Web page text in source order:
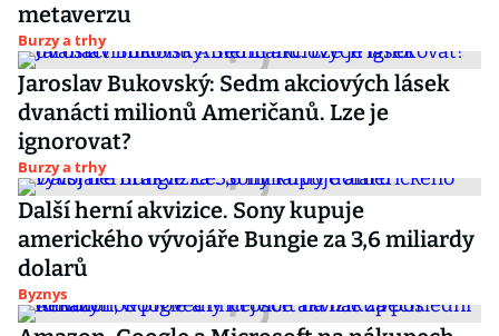
metaverzu
Burzy a trhy
Jaroslav Bukovský: Sedm akciových lásek
dvanácti milionů Američanů. Lze je
ignorovat?
Burzy a trhy
Další herní akvizice. Sony kupuje
amerického vývojáře Bungie za 3,6 miliardy
dolarů
Byznys